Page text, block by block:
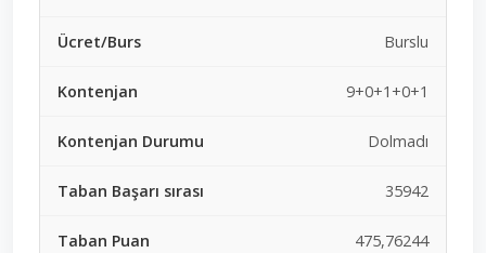
Burslu
9+0+1+0+1
Dolmadı
35942
475,76244